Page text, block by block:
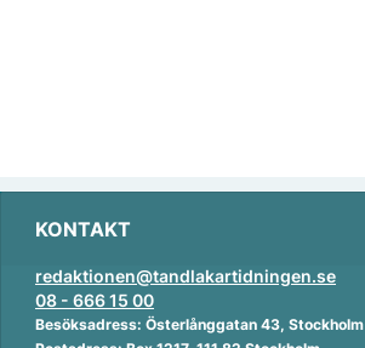
KONTAKT
redaktionen@tandlakartidningen.se
08 - 666 15 00
Besöksadress: Österlånggatan 43, Stockholm